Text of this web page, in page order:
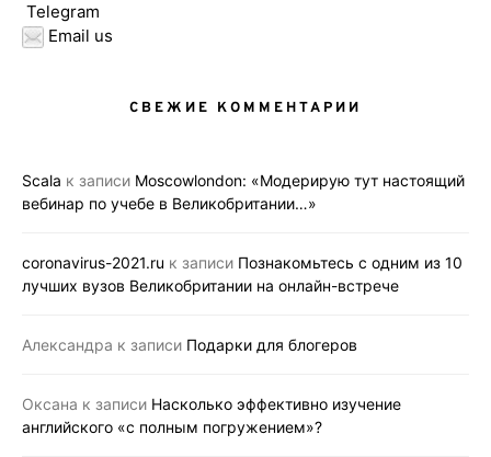
Telegram
Email us
СВЕЖИЕ КОММЕНТАРИИ
Scala к записи Moscowlondon: «Модерирую тут настоящий
вебинар по учебе в Великобритании…»
coronavirus-2021.ru к записи Познакомьтесь с одним из 10
лучших вузов Великобритании на онлайн-встрече
Александра к записи Подарки для блогеров
Оксана к записи Насколько эффективно изучение
английского «с полным погружением»?